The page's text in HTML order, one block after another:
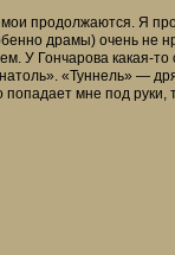
продолжаются. Я
драмы) очень не
У Гончарова какая-
«Туннель» —
попадает мне под руки,